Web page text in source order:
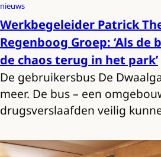
nieuws
Werkbegeleider Patrick
Regenboog Groep: ‘Als de
de chaos terug in het park’
De gebruikersbus De
meer. De bus – een
drugsverslaafden veilig